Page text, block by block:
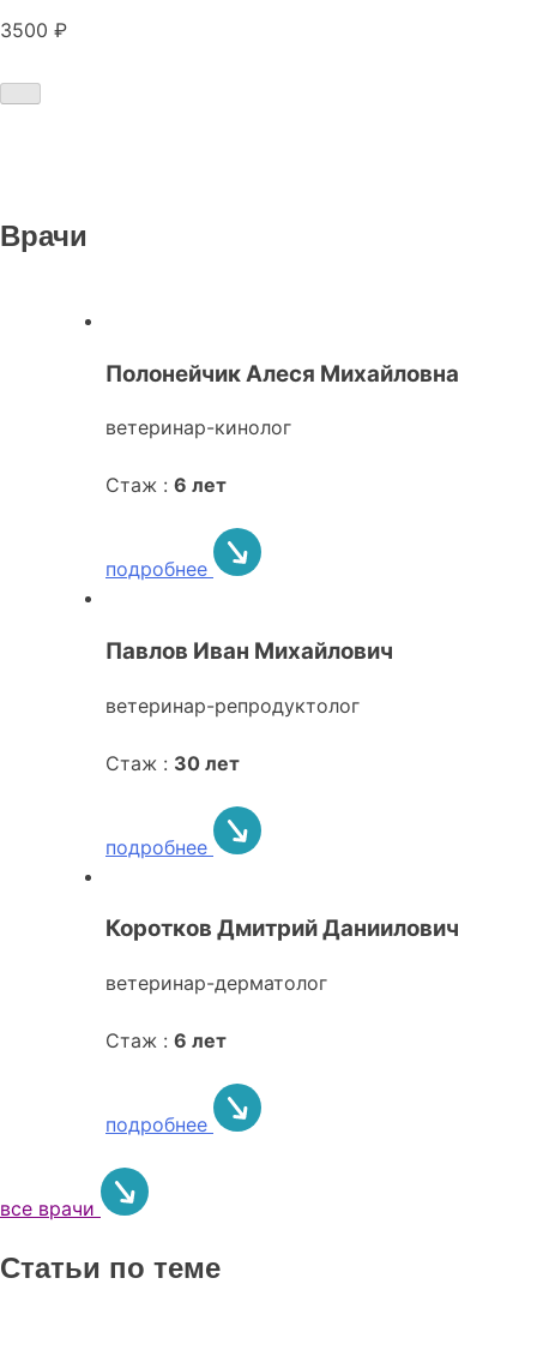
3500 ₽
Врачи
Полонейчик Алеся Михайловна
ветеринар-кинолог
Стаж : 6 лет
подробнее
Павлов Иван Михайлович
ветеринар-репродуктолог
Стаж : 30 лет
подробнее
Коротков Дмитрий Даниилович
ветеринар-дерматолог
Стаж : 6 лет
подробнее
все врачи
Статьи по теме